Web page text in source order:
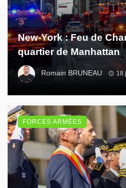
New-York : Feu de
quartier de Manhattan
Romain BRUNEAU 18
FORCES ARMÉES